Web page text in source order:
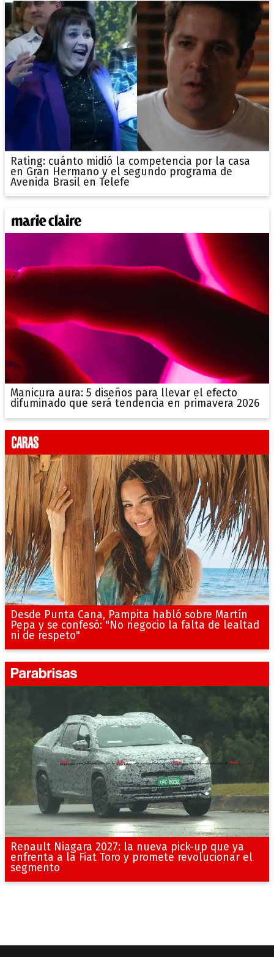
Rating: cuánto midió la competencia por la casa
en Gran Hermano y el segundo programa de
Avenida Brasil en Telefe
Manicura aura: 5 diseños para llevar el efecto
difuminado que será tendencia en primavera 2026
Desde Punta Cana, Pampita habló sobre Martín
Pepa y se confesó: "No negocio la falta de lealtad
ni de respeto"
Renault Niagara 2027: la nueva pick-up que ya
enfrenta a la Fiat Toro y promete revolucionar el
segmento